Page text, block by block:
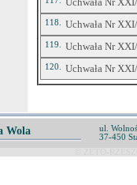
118. Uchwała Nr
119. Uchwała Nr
120. Uchwała Nr
Wola
ul.
37-450